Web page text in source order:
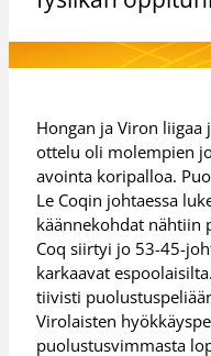
Hongan ja Viron liigaa
ottelu oli molempien
avointa koripalloa.
Le Coqin johtaessa
käännekohdat nähtiin
Coq siirtyi jo 53-45-
karkaavat
tiivisti
Virolaisten
puolustusvimmasta